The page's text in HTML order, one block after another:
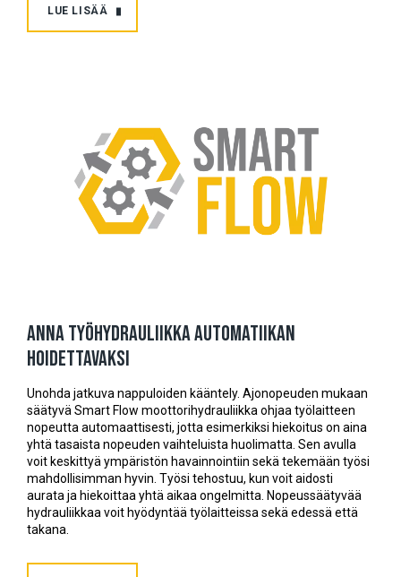
LUE LISÄÄ
Anna työhydrauliikka automatiikan
hoidettavaksi
Unohda jatkuva nappuloiden kääntely. Ajonopeuden mukaan
säätyvä Smart Flow moottorihydrauliikka ohjaa työlaitteen
nopeutta automaattisesti, jotta esimerkiksi hiekoitus on aina
yhtä tasaista nopeuden vaihteluista huolimatta. Sen avulla
voit keskittyä ympäristön havainnointiin sekä tekemään työsi
mahdollisimman hyvin. Työsi tehostuu, kun voit aidosti
aurata ja hiekoittaa yhtä aikaa ongelmitta. Nopeussäätyvää
hydrauliikkaa voit hyödyntää työlaitteissa sekä edessä että
takana.